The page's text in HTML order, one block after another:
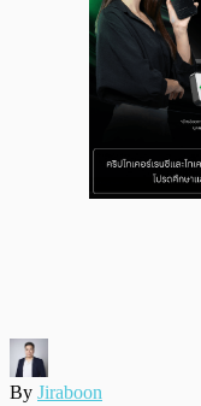
By Jiraboon